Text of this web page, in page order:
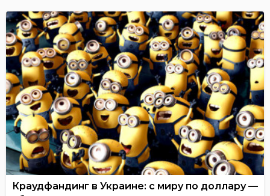
Краудфандинг в Украине: с миру по доллару —